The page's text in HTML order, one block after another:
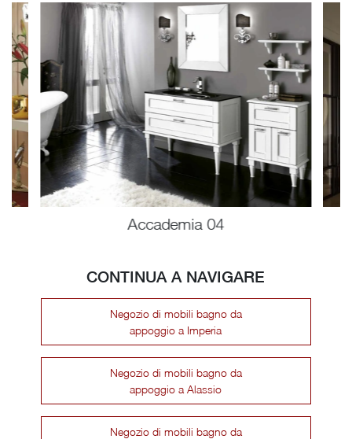
Accademia 04
CONTINUA A NAVIGARE
Negozio di mobili bagno da
appoggio a Imperia
Negozio di mobili bagno da
appoggio a Alassio
Negozio di mobili bagno da